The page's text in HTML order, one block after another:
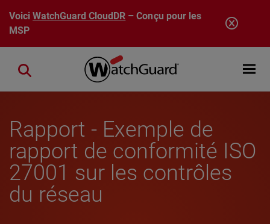
Aller au contenu principal
VoiciWatchGuard CloudDR – Conçu pour les
MSP
Open
Close search
Rapport - Exemple de
rapport de conformité ISO
27001 sur les contrôles
du réseau